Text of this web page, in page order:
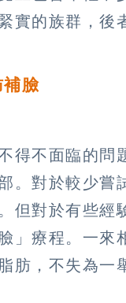
實的族群，後
臉
得不面臨的問
。對於較少嘗
但對於有些經
」療程。一來
肪，不失為一